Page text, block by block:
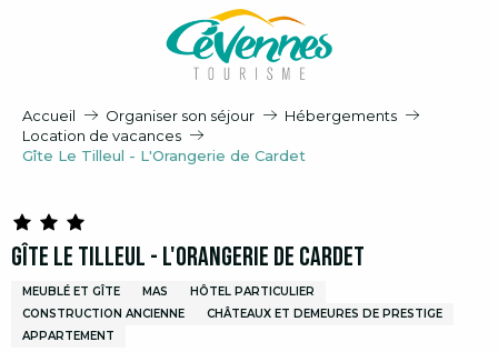
Accueil Organiser son séjour
Hébergements
Location de vacances
Gîte Le Tilleul - L'Orangerie de Cardet
Gîte Le Tilleul - L'Orangerie de Cardet
MEUBLÉ ET GÎTE MAS
HÔTEL PARTICULIER
CONSTRUCTION ANCIENNE
CHÂTEAUX ET DEMEURES DE PRESTIGE
APPARTEMENT